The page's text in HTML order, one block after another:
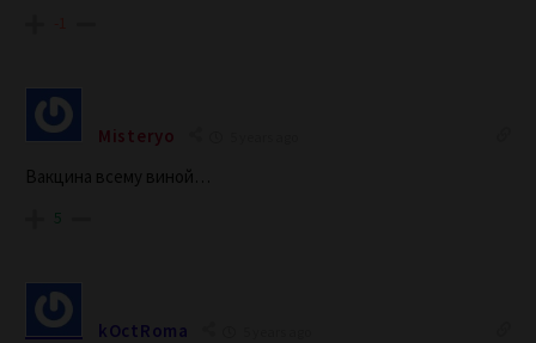
Misteryo
Вакцина всему виной…
5
kOctRoma